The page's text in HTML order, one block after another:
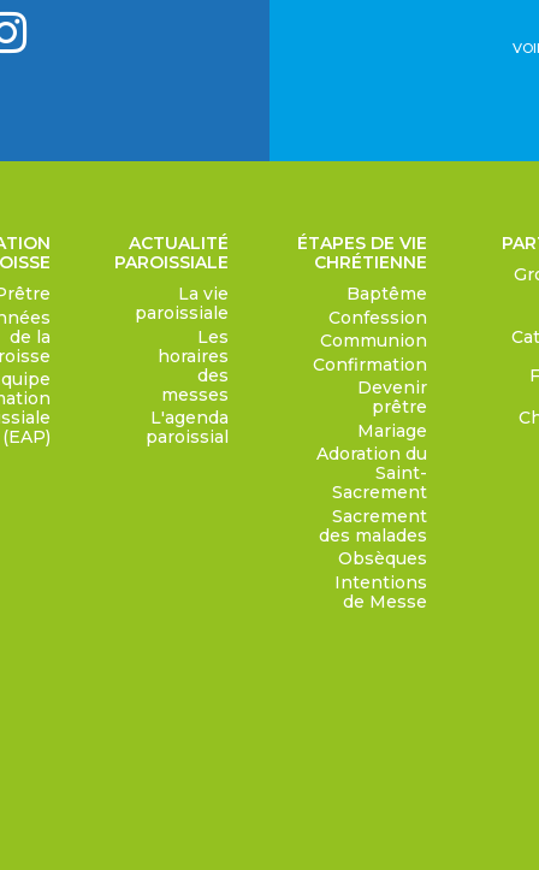
de la
(EAP)
ACTUALITÉ
PAROISSIALE
La vie
paroissiale
Les
horaires
des
messes
L'agenda
paroissial
ÉTAPES DE VIE
CHRÉTIENNE
Baptême
Confession
Communion
Confirmation
Devenir
prêtre
Mariage
Adoration du
Saint-
Sacrement
Sacrement
des malades
Obsèques
Intentions
de Messe